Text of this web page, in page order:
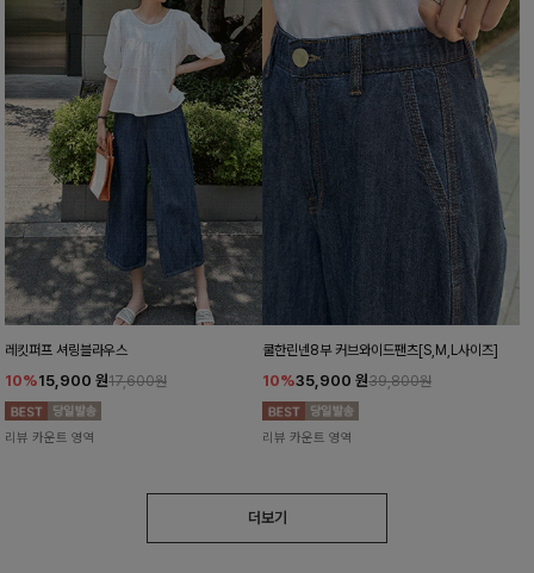
레킷퍼프 셔링블라우스
10%15,900 원17,600원
리뷰 카운트 영역
쿨한린넨8부 커브와이드팬츠[S,M,L사이즈]
10%35,900 원39,800원
리뷰 카운트 영역
더보기